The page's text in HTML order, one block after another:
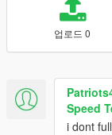
업로드 0
Speed
i dont